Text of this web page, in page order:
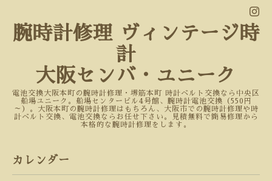
腕時計修理 ヴィンテージ時
計
大阪センバ・ユニーク
電池交換大阪本町の腕時計修理・堺筋本町 時計ベルト交換なら中央区
船場ユニーク。船場センタービル4号館、腕時計電池交換（550円
～）。大阪本町の腕時計修理はもちろん、大阪市での腕時計修理や時
計ベルト交換、電池交換ならお任せ下さい。見積無料で簡易修理から
本格的な腕時計修理をします。
カレンダー